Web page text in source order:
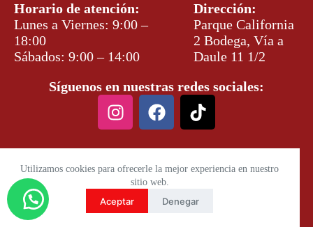
Utilizamos cookies para ofrecerle la mejor experiencia en nuestro
sitio web.
Aceptar Denegar
Horario de atención:
Lunes a Viernes: 9:00 –
18:00
Sábados: 9:00 – 14:00
Dirección:
Parque California
2 Bodega, Vía a
Daule 11 1/2
Síguenos en nuestras redes sociales: